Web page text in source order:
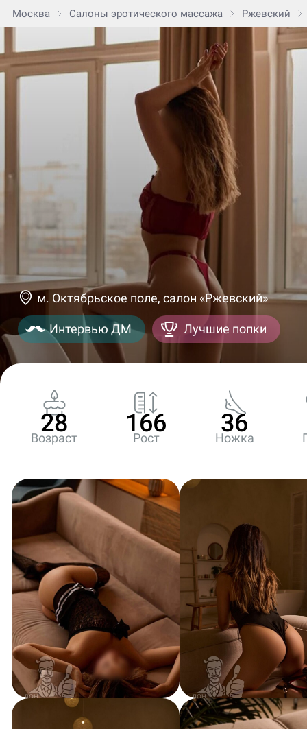
Москва Салоны эротического массажа Ржевский
м. Октябрьское поле, салон «Ржевский»
Интервью ДМ Лучшие попки
28
Возраст
166
Рост
36
Ножка